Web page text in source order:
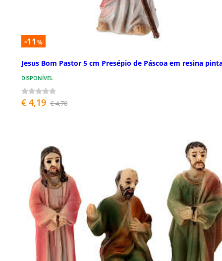
-11 %
Jesus Bom Pastor 5 cm Presépio de Páscoa em resina
DISPONÍVEL
€ 4,19 € 4,70